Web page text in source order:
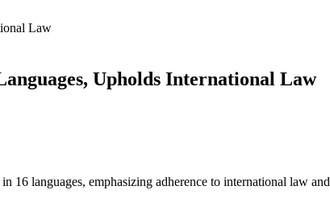
Law
Upholds International Law
16 languages, emphasizing adherence to international law and